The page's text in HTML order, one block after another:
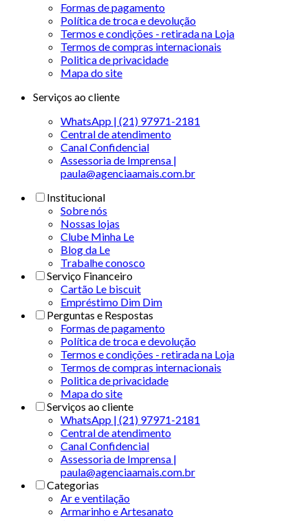
Formas de pagamento
Política de troca e devolução
Termos e condições - retirada na Loja
Termos de compras internacionais
Politica de privacidade
Mapa do site
Serviços ao cliente
WhatsApp | (21) 97971-2181
Central de atendimento
Canal Confidencial
Assessoria de Imprensa |
paula@agenciaamais.com.br
Institucional
Sobre nós
Nossas lojas
Clube Minha Le
Blog da Le
Trabalhe conosco
Serviço Financeiro
Cartão Le biscuit
Empréstimo Dim Dim
Perguntas e Respostas
Formas de pagamento
Política de troca e devolução
Termos e condições - retirada na Loja
Termos de compras internacionais
Politica de privacidade
Mapa do site
Serviços ao cliente
WhatsApp | (21) 97971-2181
Central de atendimento
Canal Confidencial
Assessoria de Imprensa |
paula@agenciaamais.com.br
Categorias
Ar e ventilação
Armarinho e Artesanato